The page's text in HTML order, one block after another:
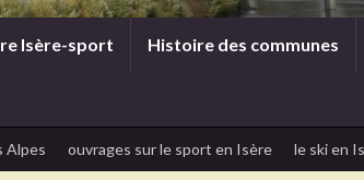
Isère-sport Histoire des communes
Alpes ouvrages sur le sport en Isère le ski en